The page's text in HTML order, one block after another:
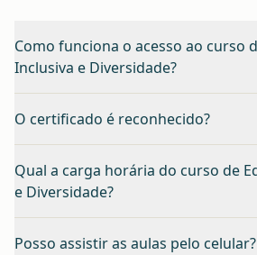
Como funciona o acesso ao curso
Inclusiva e Diversidade?
O certificado é reconhecido?
Qual a carga horária do curso de
e Diversidade?
Posso assistir as aulas pelo celular?